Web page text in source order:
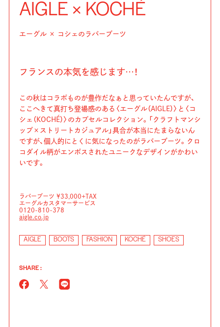
AIGLE × KOCHÉ
エーグル × コシェのラバーブーツ
フランスの本気を感じます…！
この秋はコラボものが豊作だなぁと思っていたんですが、
ここへきて真打ち登場感のある〈エーグル（AIGLE）〉と〈コ
シェ（KOCHÉ）〉のカプセルコレクション。「クラフトマンシ
ップ×ストリートカジュアル」具合が本当にたまらないん
ですが、個人的にとくに気になったのがラバーブーツ。クロ
コダイル柄がエンボスされたユニークなデザインがかわい
いです。
ラバーブーツ ¥33,000+TAX
エーグルカスタマーサービス
0120-810-378
aigle.co.jp
AIGLE BOOTS FASHION KOCHÉ SHOES
SHARE :